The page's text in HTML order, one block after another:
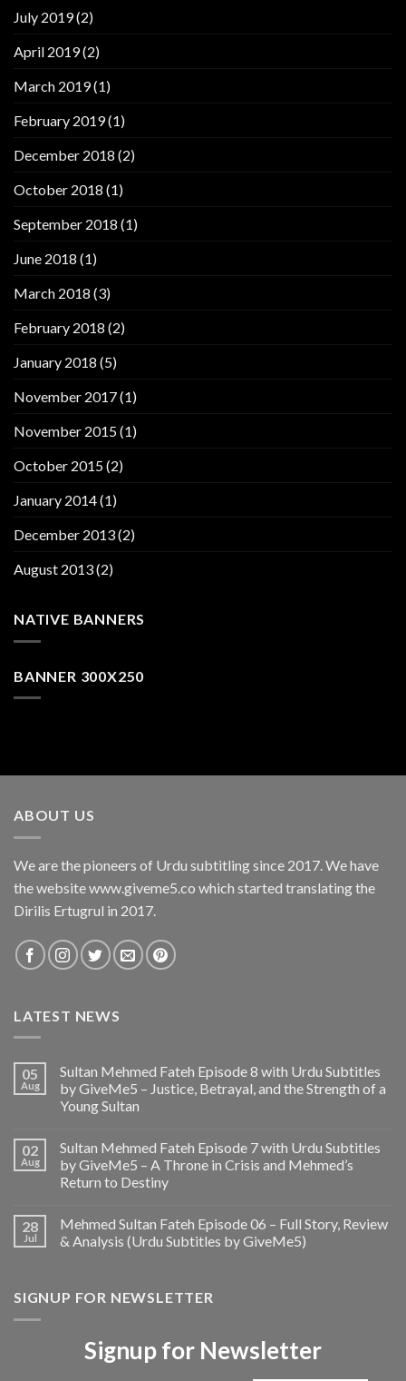
July 2019(2)
April 2019(2)
March 2019(1)
February 2019(1)
December 2018 (2)
October 2018 (1)
September 2018 (1)
June 2018 (1)
March 2018 (3)
February 2018 (2)
January 2018 (5)
November 2017(1)
November 2015(1)
October 2015(2)
January 2014(1)
December 2013(2)
August 2013(2)
NATIVE BANNERS
BANNER 300X250
ABOUT US
We are the pioneers of Urdu subtitling since 2017. We have
the website www.giveme5.co which started translating the
Dirilis Ertugrul in 2017.
LATEST NEWS
05
Aug
Sultan Mehmed Fateh Episode 8 with Urdu Subtitles
by GiveMe5 – Justice, Betrayal, and the Strength of a
Young Sultan
02
Aug
Sultan Mehmed Fateh Episode 7 with Urdu Subtitles
by GiveMe5 – A Throne in Crisis and Mehmed’s
Return to Destiny
28
Jul
Mehmed Sultan Fateh Episode 06 – Full Story, Review
& Analysis (Urdu Subtitles by GiveMe5)
SIGNUP FOR NEWSLETTER
Signup for Newsletter